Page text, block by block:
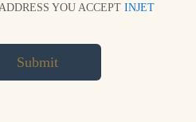
YOU ACCEPT INJET
Submit